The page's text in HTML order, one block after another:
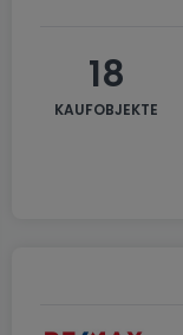
18
KAUFOBJEKTE